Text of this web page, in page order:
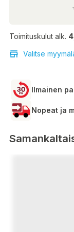
Toimituskulut alk.
Valitse
Ilmainen
Nopeat ja